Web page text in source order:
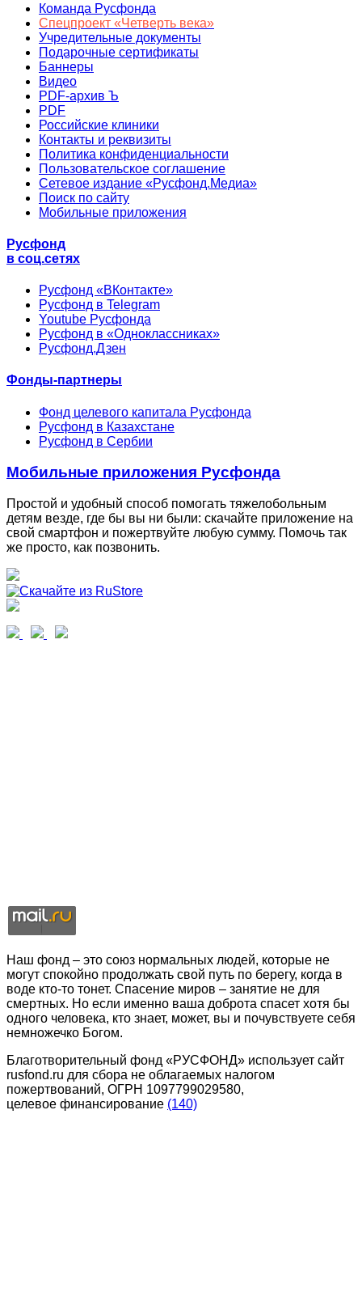
Команда Русфонда
Спецпроект «Четверть века»
Учредительные документы
Подарочные сертификаты
Баннеры
Видео
PDF-архив Ъ
PDF
Российские клиники
Контакты и реквизиты
Политика конфиденциальности
Пользовательское соглашение
Сетевое издание «Русфонд.Медиа»
Поиск по сайту
Мобильные приложения
Русфонд
в соц.сетях
Русфонд «ВКонтакте»
Русфонд в Telegram
Youtube Русфонда
Русфонд в «Одноклассниках»
Русфонд.Дзен
Фонды-партнеры
Фонд целевого капитала Русфонда
Русфонд в Казахстане
Русфонд в Сербии
Мобильные приложения Русфонда
Простой и удобный способ помогать тяжелобольным
детям везде, где бы вы ни были: скачайте приложение на
свой смартфон и пожертвуйте любую сумму. Помочь так
же просто, как позвонить.
Наш фонд – это союз нормальных людей, которые не
могут спокойно продолжать свой путь по берегу, когда в
воде кто-то тонет. Спасение миров – занятие не для
смертных. Но если именно ваша доброта спасет хотя бы
одного человека, кто знает, может, вы и почувствуете себя
немножечко Богом.
Благотворительный фонд «РУСФОНД» использует сайт
rusfond.ru для сбора не облагаемых налогом
пожертвований, ОГРН 1097799029580,
целевое финансирование (140)